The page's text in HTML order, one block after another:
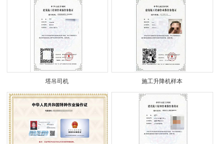
塔吊司机 施工升降机样本